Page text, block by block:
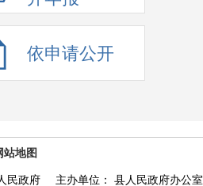
依申请公开
站地图
民政府 主办单位： 县人民政府办公室